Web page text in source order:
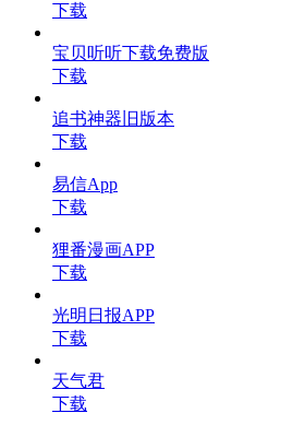
下载
宝贝听听下载免费版
下载
追书神器旧版本
下载
易信App
下载
狸番漫画APP
下载
光明日报APP
下载
天气君
下载